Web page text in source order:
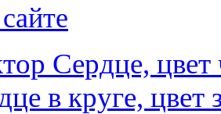
Сердце,
в круге, цвет